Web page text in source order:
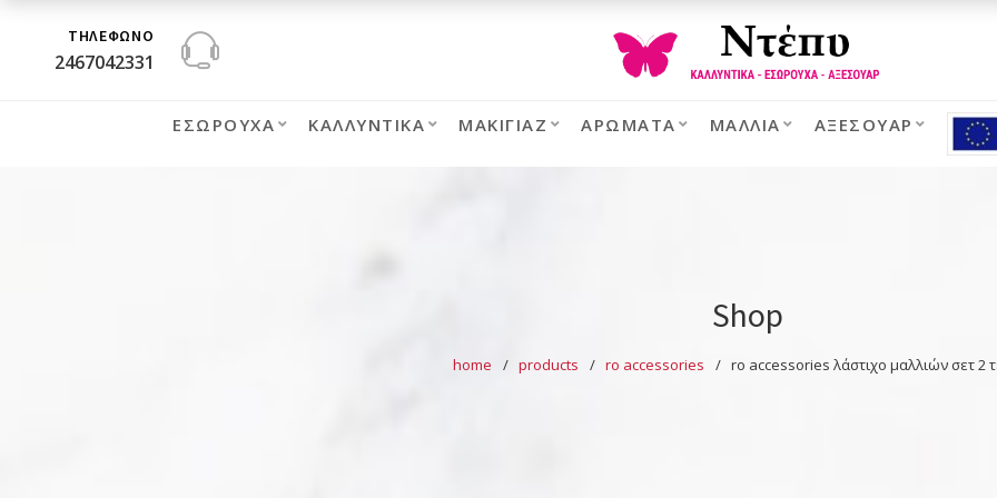
ΤΗΛΕΦΩΝΟ
2467042331
ΕΣΏΡΟΥΧΑ ΚΑΛΛΥΝΤΙΚΆ ΜΑΚΙΓΙΆΖ ΑΡΏΜΑΤΑ ΜΑΛΛΙΆ ΑΞΕΣΟΥΆΡ
Shop
home products ro accessories ro accessories λάστιχο μαλλιών σετ 2